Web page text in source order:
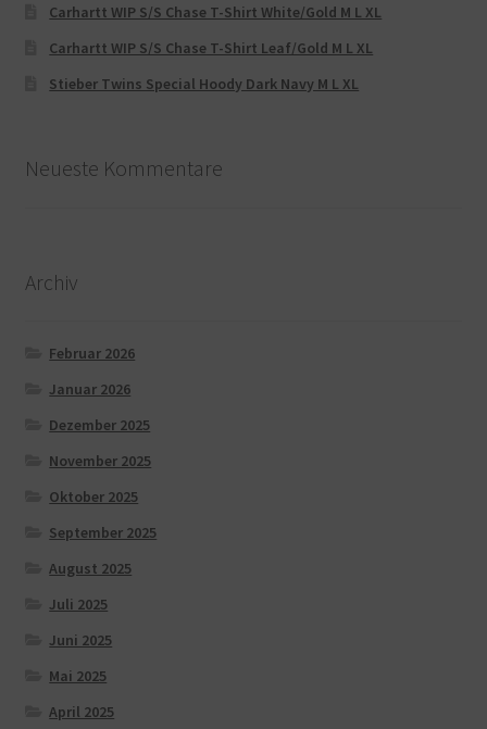
Carhartt WIP S/S Chase T-Shirt White/Gold M L XL
Carhartt WIP S/S Chase T-Shirt Leaf/Gold M L XL
Stieber Twins Special Hoody Dark Navy M L XL
Neueste Kommentare
Archiv
Februar 2026
Januar 2026
Dezember 2025
November 2025
Oktober 2025
September 2025
August 2025
Juli 2025
Juni 2025
Mai 2025
April 2025